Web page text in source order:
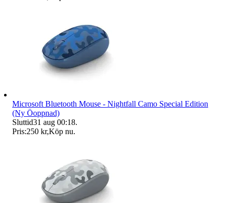
Microsoft Bluetooth Mouse - Nightfall Camo Special Edition
(Ny Öoppnad)
Sluttid31 aug 00:18.
Pris:250 kr,Köp nu.